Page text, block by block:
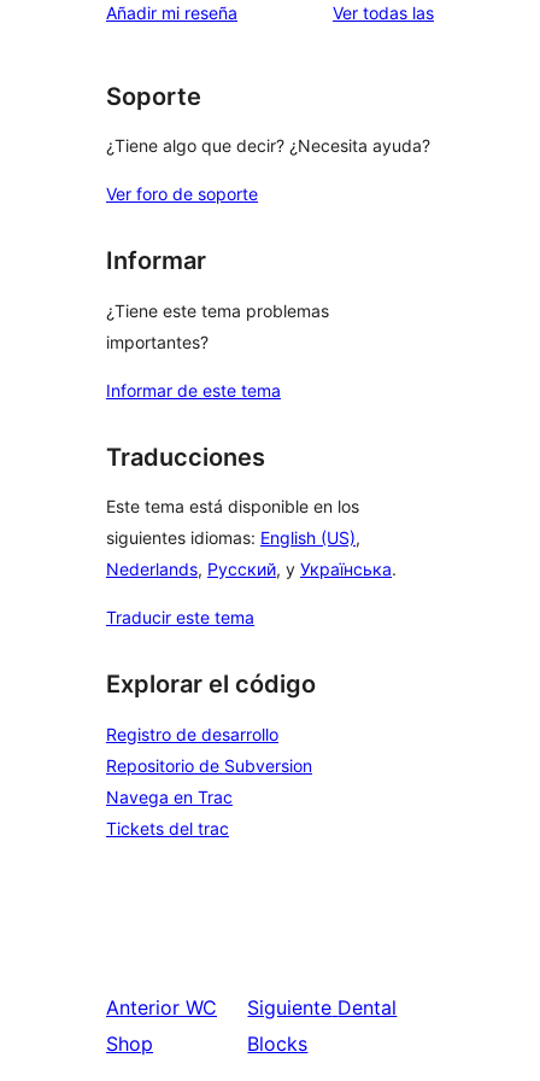
Añadir mi reseña Ver todas lasvaloraciones
Soporte
¿Tiene algo que decir? ¿Necesita ayuda?
Ver foro de soporte
Informar
¿Tiene este tema problemas
importantes?
Informar de este tema
Traducciones
Este tema está disponible en los
siguientes idiomas: English (US),
Nederlands, Русский, y Українська.
Traducir este tema
Explorar el código
Registro de desarrollo
Repositorio de Subversion
Navega en Trac
Tickets del trac
Anterior WC
Shop
Siguiente Dental
Blocks